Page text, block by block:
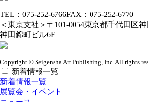
TEL：075-252-6766FAX：075-252-6770
＜東京支社＞ 〒101-0054東京都千代田区
神田錦町ビル6F
Copyright © Seigensha Art Publishing, Inc. All rights
新着情報一覧
新着情報一覧
展覧会・イベント